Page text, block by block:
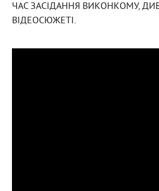
ЧАС ЗАСІДАННЯ ВИКОНКОМУ,
ВІДЕОСЮЖЕТІ.